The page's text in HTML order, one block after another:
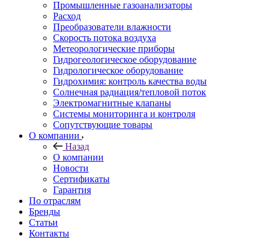
Промышленные газоанализаторы
Расход
Преобразователи влажности
Скорость потока воздуха
Метеорологические приборы
Гидрогеологическое оборудование
Гидрологическое оборудование
Гидрохимия: контроль качества воды
Солнечная радиация/тепловой поток
Электромагнитные клапаны
Системы мониторинга и контроля
Сопутствующие товары
О компании
Назад
О компании
Новости
Сертификаты
Гарантия
По отраслям
Бренды
Статьи
Контакты